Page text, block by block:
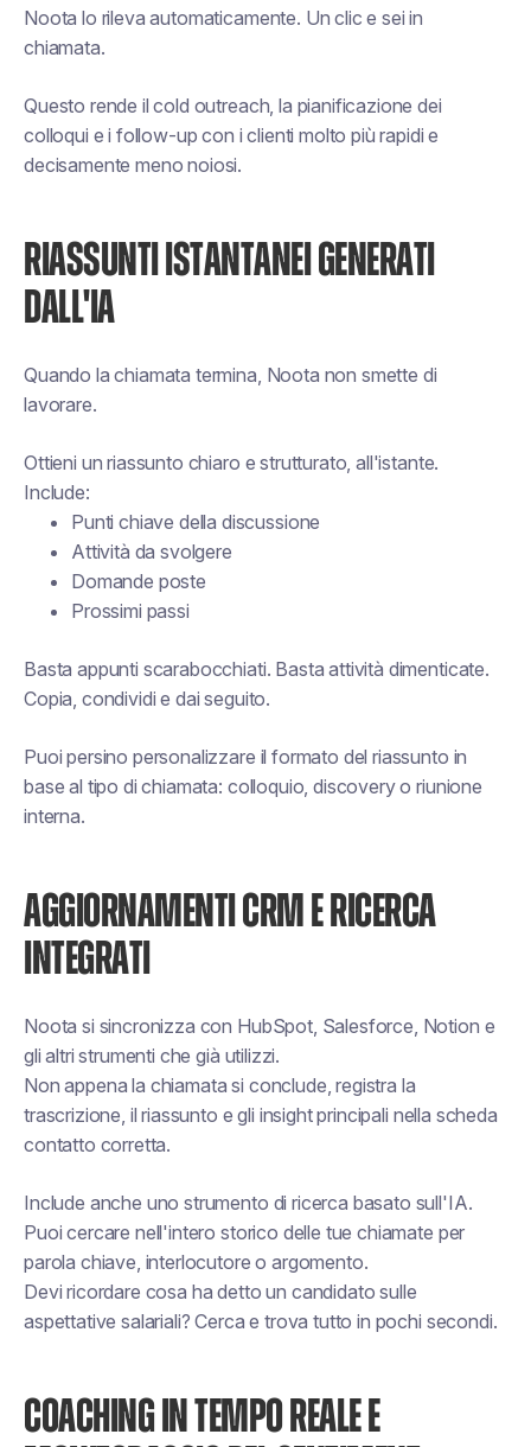
Noota lo rileva automaticamente. Un clic e sei in
chiamata.
Questo rende il cold outreach, la pianificazione dei
colloqui e i follow-up con i clienti molto più rapidi e
decisamente meno noiosi.
RIASSUNTI ISTANTANEI GENERATI
DALL'IA
Quando la chiamata termina, Noota non smette di
lavorare.
Ottieni un riassunto chiaro e strutturato, all'istante.
Include:
Punti chiave della discussione
Attività da svolgere
Domande poste
Prossimi passi
Basta appunti scarabocchiati. Basta attività dimenticate.
Copia, condividi e dai seguito.
Puoi persino personalizzare il formato del riassunto in
base al tipo di chiamata: colloquio, discovery o riunione
interna.
AGGIORNAMENTI CRM E RICERCA
INTEGRATI
Noota si sincronizza con HubSpot, Salesforce, Notion e
gli altri strumenti che già utilizzi.
Non appena la chiamata si conclude, registra la
trascrizione, il riassunto e gli insight principali nella scheda
contatto corretta.
Include anche uno strumento di ricerca basato sull'IA.
Puoi cercare nell'intero storico delle tue chiamate per
parola chiave, interlocutore o argomento.
Devi ricordare cosa ha detto un candidato sulle
aspettative salariali? Cerca e trova tutto in pochi secondi.
COACHING IN TEMPO REALE E